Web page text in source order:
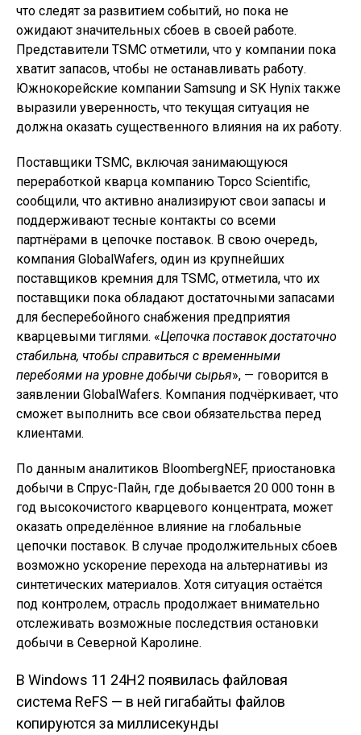
что следят за развитием событий, но пока не
ожидают значительных сбоев в своей работе.
Представители TSMC отметили, что у компании пока
хватит запасов, чтобы не останавливать работу.
Южнокорейские компании Samsung и SK Hynix также
выразили уверенность, что текущая ситуация не
должна оказать существенного влияния на их работу.
Поставщики TSMC, включая занимающуюся
переработкой кварца компанию Topco Scientific,
сообщили, что активно анализируют свои запасы и
поддерживают тесные контакты со всеми
партнёрами в цепочке поставок. В свою очередь,
компания GlobalWafers, один из крупнейших
поставщиков кремния для TSMC, отметила, что их
поставщики пока обладают достаточными запасами
для бесперебойного снабжения предприятия
кварцевыми тиглями. «Цепочка поставок достаточно
стабильна, чтобы справиться с временными
перебоями на уровне добычи сырья», — говорится в
заявлении GlobalWafers. Компания подчёркивает, что
сможет выполнить все свои обязательства перед
клиентами.
По данным аналитиков BloombergNEF, приостановка
добычи в Спрус-Пайн, где добывается 20 000 тонн в
год высокочистого кварцевого концентрата, может
оказать определённое влияние на глобальные
цепочки поставок. В случае продолжительных сбоев
возможно ускорение перехода на альтернативы из
синтетических материалов. Хотя ситуация остаётся
под контролем, отрасль продолжает внимательно
отслеживать возможные последствия остановки
добычи в Северной Каролине.
Навигация по
В Windows 11 24H2 появилась файловая
система ReFS — в ней гигабайты файлов
копируются за миллисекунды